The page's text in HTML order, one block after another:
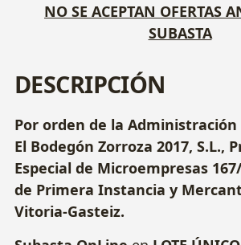
NO SE ACEPTAN OFERTAS
SUBASTA
DESCRIPCIÓN
Por orden de la Administración
El Bodegón Zorroza 2017, S.L.,
Especial de Microempresas
de Primera Instancia y
Vitoria-Gasteiz.